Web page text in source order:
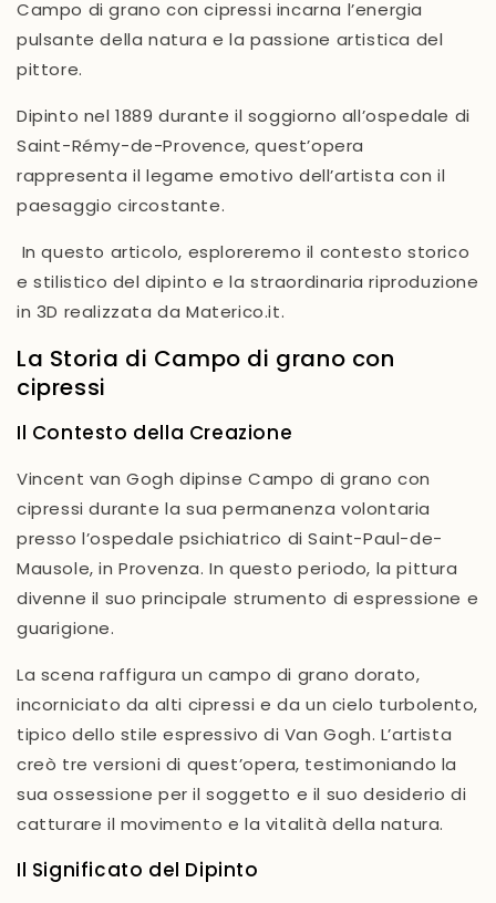
Campo di grano con cipressi incarna l’energia
pulsante della natura e la passione artistica del
pittore.
Dipinto nel 1889 durante il soggiorno all’ospedale di
Saint-Rémy-de-Provence, quest’opera
rappresenta il legame emotivo dell’artista con il
paesaggio circostante.
In questo articolo, esploreremo il contesto storico
e stilistico del dipinto e la straordinaria riproduzione
in 3D realizzata da Materico.it.
La Storia di Campo di grano con
cipressi
Il Contesto della Creazione
Vincent van Gogh dipinseCampo di grano con
cipressi durante la sua permanenza volontaria
presso l’ospedale psichiatrico di Saint-Paul-de-
Mausole, in Provenza. In questo periodo, la pittura
divenne il suo principale strumento di espressione e
guarigione.
La scena raffigura un campo di grano dorato,
incorniciato da alti cipressi e da un cielo turbolento,
tipico dello stile espressivo di Van Gogh. L’artista
creò tre versioni di quest’opera, testimoniando la
sua ossessione per il soggetto e il suo desiderio di
catturare il movimento e la vitalità della natura.
Il Significato del Dipinto